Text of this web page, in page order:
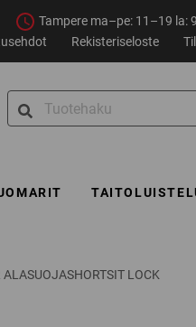
Tampere ma–pe: 11–19 la:
Rekisteriseloste
Search
for:
ALASUOJASHORTSIT LOCK